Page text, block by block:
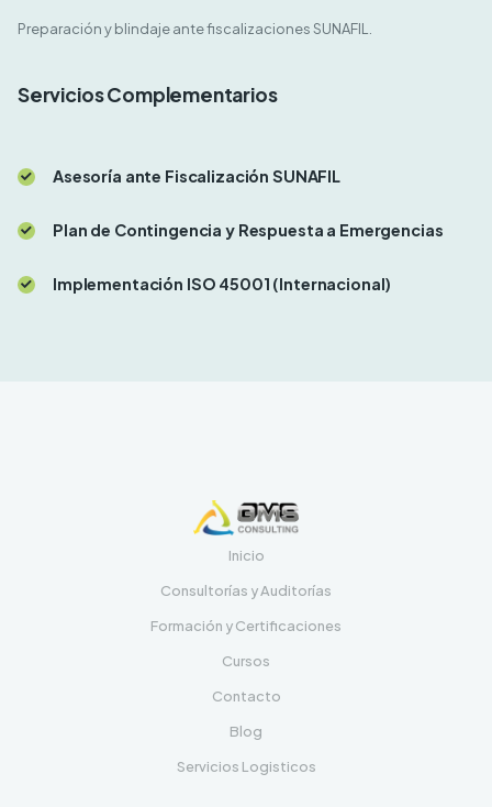
Preparación y blindaje ante fiscalizaciones SUNAFIL.
Servicios Complementarios
Asesoría ante Fiscalización SUNAFIL
Plan de Contingencia y Respuesta a Emergencias
Implementación ISO 45001 (Internacional)
Inicio
Consultorías y Auditorías
Formación y Certificaciones
Cursos
Contacto
Blog
Servicios Logisticos